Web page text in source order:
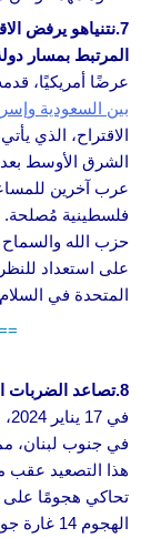
7.نتنياهو يرفض
المرتبط بمسار
عرضًا أمريكيًا،
بين السعودية
الاقتراح، الذي
الشرق الأوسط
عرب آخرين
فلسطينية مُصلحة.
حزب الله والسماح
على استعداد
المتحدة في
8.تصاعد الضربات الجوية والمدفعية الإسرائيلية على جنوب لبنان.
في جنوب لبنان،
هذا التصعيد عقب
تحاكي هجومًا على